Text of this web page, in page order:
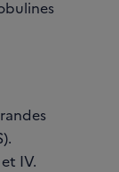
IV.